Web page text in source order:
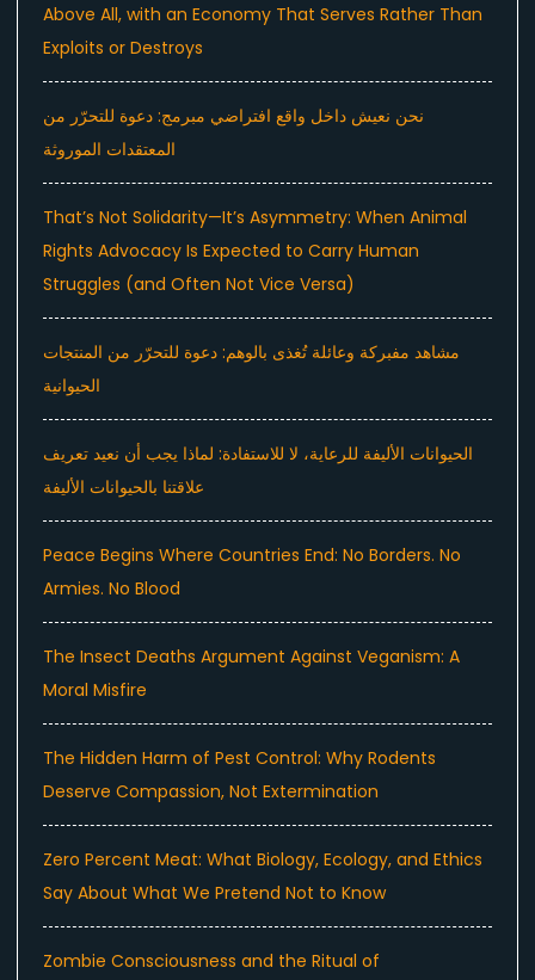
Above All, with an Economy That Serves Rather Than
Exploits or Destroys
نحن نعيش داخل واقع افتراضي مبرمج: دعوة للتحرّر من
المعتقدات الموروثة
That’s Not Solidarity—It’s Asymmetry: When Animal
Rights Advocacy Is Expected to Carry Human
Struggles (and Often Not Vice Versa)
مشاهد مفبركة وعائلة تُغذى بالوهم: دعوة للتحرّر من المنتجات
الحيوانية
الحيوانات الأليفة للرعاية، لا للاستفادة: لماذا يجب أن نعيد تعريف
علاقتنا بالحيوانات الأليفة
Peace Begins Where Countries End: No Borders. No
Armies. No Blood
The Insect Deaths Argument Against Veganism: A
Moral Misfire
The Hidden Harm of Pest Control: Why Rodents
Deserve Compassion, Not Extermination
Zero Percent Meat: What Biology, Ecology, and Ethics
Say About What We Pretend Not to Know
Zombie Consciousness and the Ritual of